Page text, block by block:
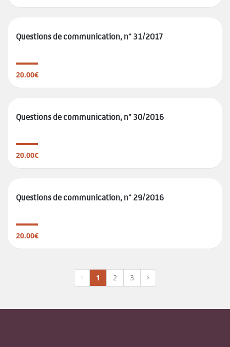
Questions de communication, n° 31/2017
20.00€
Questions de communication, n° 30/2016
20.00€
Questions de communication, n° 29/2016
20.00€
1 2 3